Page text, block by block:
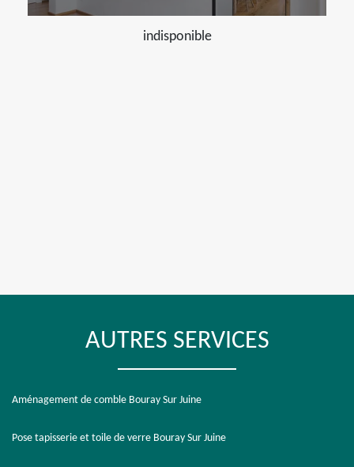
indisponible
AUTRES SERVICES
Aménagement de comble Bouray Sur Juine
Pose tapisserie et toile de verre Bouray Sur Juine